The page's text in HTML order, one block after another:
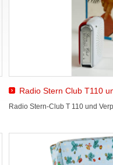
Radio Stern Club T110
Radio Stern-Club T 110 und